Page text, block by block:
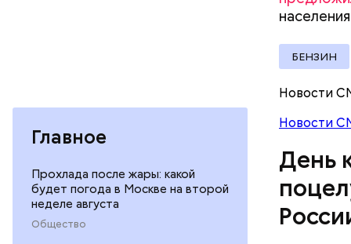
Главное
Прохлада после жары: какой
будет погода в Москве на второй
неделе августа
Общество
БЕНЗИН
Новости
Новости
День
философ
праздник